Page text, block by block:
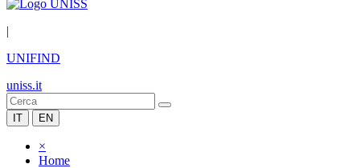
|
UNIFIND
uniss.it
IT EN
×
Home